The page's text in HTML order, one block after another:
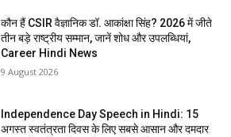
कौन हैं CSIR वैज्ञानिक डॉ. आकांक्षा सिंह? 2026 में जीते
तीन बड़े राष्ट्रीय सम्मान, जानें शोध और उपलब्धियां,
Career Hindi News
9 August 2026
Independence Day Speech in Hindi: 15
अगस्त स्वतंत्रता दिवस के लिए सबसे आसान और दमदार